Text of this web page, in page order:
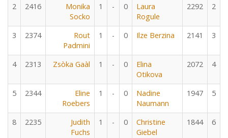
2
2416
Monika
Socko
1 - 0
Laura
Rogule
2292 2
3 2374
Rout
Padmini
1 - 0 Ilze Berzina 2141 3
4 2313 Zsòka Gaàl 1 - 0
Elina
Otikova
2072 4
5 2344
Eline
Roebers
1 - 0
Nadine
Naumann
1947 5
8 2235
Judith
Fuchs
1 - 0
Christine
Giebel
1844 6